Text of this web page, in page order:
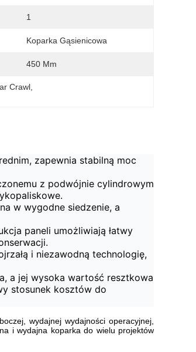
1
Koparka Gąsienicowa
450 Mm
Crawl
zapewnia stabilną moc
z podwójnie cylindrowym
w wygodne siedzenie, a
paneli umożliwiają łatwy
i niezawodną technologię,
a jej wysoka wartość resztkowa
stosunek kosztów do
wydajnej wydajności operacyjnej,
i wydajna koparka do wielu projektów